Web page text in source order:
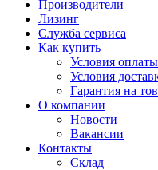
Производители
Лизинг
Служба сервиса
Как купить
Условия оплаты
Условия
Гарантия на
О компании
Новости
Вакансии
Контакты
Склад